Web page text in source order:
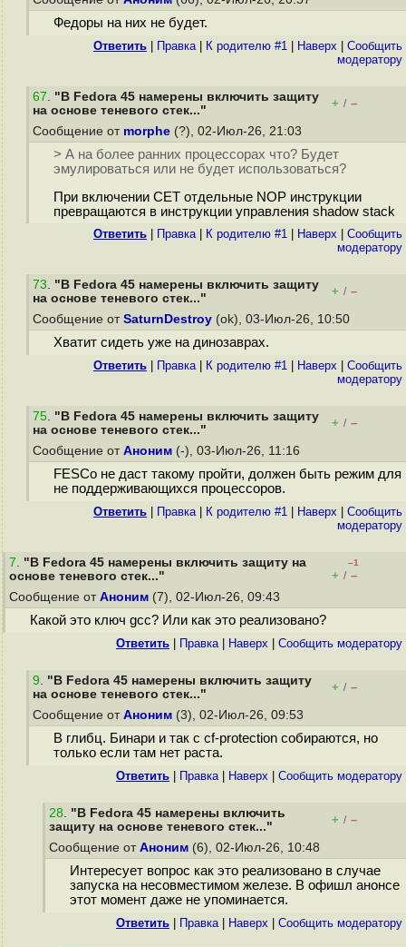
Федоры на них не будет.
Ответить Правка| К родителю #1 Наверх
Cообщить
модератору
67. "В Fedora 45 намерены включить защиту
на основе теневого стек..."
+ / –
Сообщение от morphe (?), 02-Июл-26, 21:03
> А на более ранних процессорах что? Будет
эмулироваться или не будет использоваться?
При включении CET отдельные NOP инструкции
превращаются в инструкции управления shadow stack
Ответить Правка| К родителю #1 Наверх
Cообщить
модератору
73. "В Fedora 45 намерены включить защиту
на основе теневого стек..."
+ / –
Сообщение от SaturnDestroy (ok), 03-Июл-26, 10:50
Хватит сидеть уже на динозаврах.
Ответить Правка| К родителю #1 Наверх
Cообщить
модератору
75. "В Fedora 45 намерены включить защиту
на основе теневого стек..."
+ / –
Сообщение от Аноним (-), 03-Июл-26, 11:16
FESCo не даст такому пройти, должен быть режим для
не поддерживающихся процессоров.
Ответить Правка| К родителю #1 Наверх
Cообщить
модератору
7. "В Fedora 45 намерены включить защиту на
основе теневого стек..."
–1
+ / –
Сообщение от Аноним (7), 02-Июл-26, 09:43
Какой это ключ gcc? Или как это реализовано?
Ответить Правка| Наверх Cообщить модератору
9. "В Fedora 45 намерены включить защиту
на основе теневого стек..."
+ / –
Сообщение от Аноним (3), 02-Июл-26, 09:53
В глибц. Бинари и так с cf-protection собираются, но
только если там нет раста.
Ответить Правка| Наверх Cообщить модератору
28. "В Fedora 45 намерены включить
защиту на основе теневого стек..."
+ / –
Сообщение от Аноним (6), 02-Июл-26, 10:48
Интересует вопрос как это реализовано в случае
запуска на несовместимом железе. В офишл анонсе
этот момент даже не упоминается.
Ответить Правка| Наверх Cообщить модератору